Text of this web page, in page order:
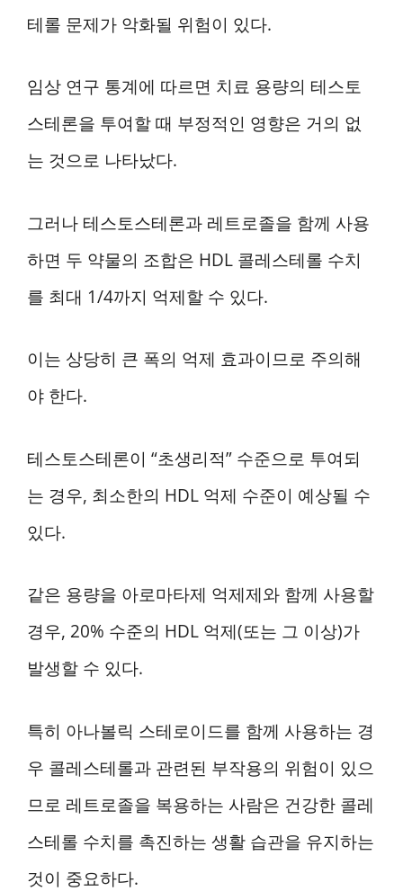
테롤 문제가 악화될 위험이 있다.
임상 연구 통계에 따르면 치료 용량의 테스토
스테론을 투여할 때 부정적인 영향은 거의 없
는 것으로 나타났다.
그러나 테스토스테론과 레트로졸을 함께 사용
하면 두 약물의 조합은 HDL 콜레스테롤 수치
를 최대 1/4까지 억제할 수 있다.
이는 상당히 큰 폭의 억제 효과이므로 주의해
야 한다.
테스토스테론이 “초생리적” 수준으로 투여되
는 경우, 최소한의 HDL 억제 수준이 예상될 수
있다.
같은 용량을 아로마타제 억제제와 함께 사용할
경우, 20% 수준의 HDL 억제(또는 그 이상)가
발생할 수 있다.
특히 아나볼릭 스테로이드를 함께 사용하는 경
우 콜레스테롤과 관련된 부작용의 위험이 있으
므로 레트로졸을 복용하는 사람은 건강한 콜레
스테롤 수치를 촉진하는 생활 습관을 유지하는
것이 중요하다.